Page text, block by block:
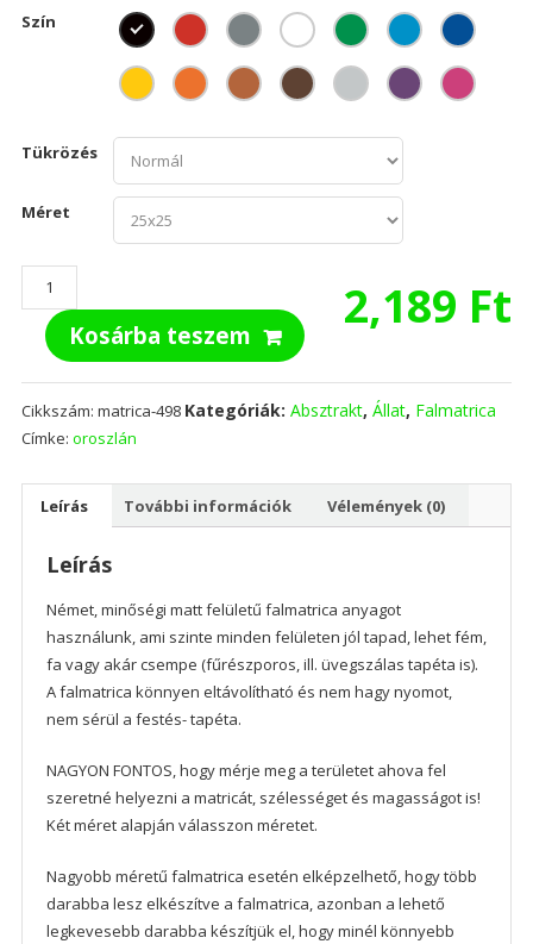
Szín
Tükrözés
Méret
2,189 Ft
Oroszlán
mennyiség
Kosárba teszem
Cikkszám: matrica-498 Kategóriák: Absztrakt, Állat, Falmatrica
Címke: oroszlán
Leírás További információk Vélemények (0)
Leírás
Német, minőségi matt felületű falmatrica anyagot
használunk, ami szinte minden felületen jól tapad, lehet fém,
fa vagy akár csempe (fűrészporos, ill. üvegszálas tapéta is).
A falmatrica könnyen eltávolítható és nem hagy nyomot,
nem sérül a festés- tapéta.
NAGYON FONTOS, hogy mérje meg a területet ahova fel
szeretné helyezni a matricát, szélességet és magasságot is!
Két méret alapján válasszon méretet.
Nagyobb méretű falmatrica esetén elképzelhető, hogy több
darabba lesz elkészítve a falmatrica, azonban a lehető
legkevesebb darabba készítjük el, hogy minél könnyebb